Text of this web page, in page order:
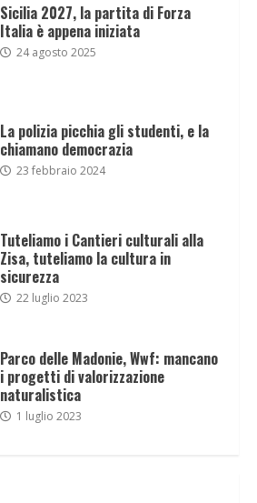
Sicilia 2027, la partita di Forza
Italia è appena iniziata
24 agosto 2025
La polizia picchia gli studenti, e la
chiamano democrazia
23 febbraio 2024
Tuteliamo i Cantieri culturali alla
Zisa, tuteliamo la cultura in
sicurezza
22 luglio 2023
Parco delle Madonie, Wwf: mancano
i progetti di valorizzazione
naturalistica
1 luglio 2023